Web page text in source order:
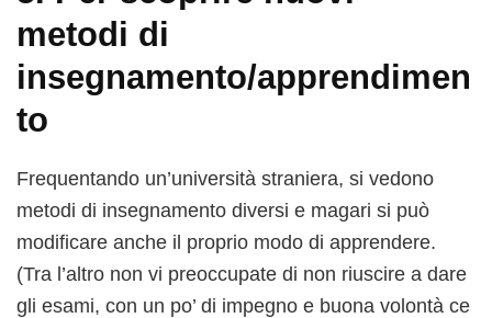
metodi di
insegnamento/apprendimen
to
Frequentando un’università straniera, si vedono
metodi di insegnamento diversi e magari si può
modificare anche il proprio modo di apprendere.
(Tra l’altro non vi preoccupate di non riuscire a dare
gli esami, con un po’ di impegno e buona volontà ce